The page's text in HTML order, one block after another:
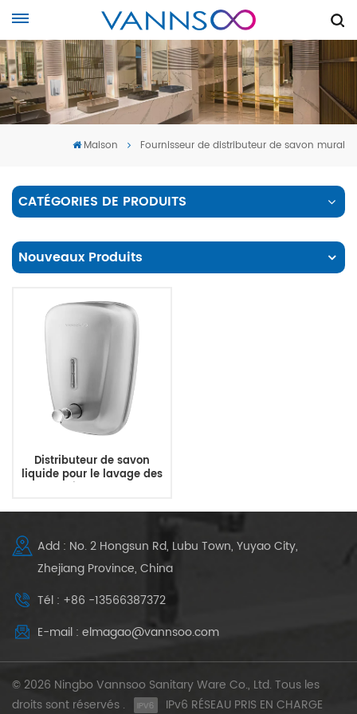
Maison Fournisseur de distributeur de savon mural
CATÉGORIES DE PRODUITS
Nouveaux Produits
Distributeur de savon
liquide pour le lavage des
mains de luxe
Add : No. 2 Hongsun Rd, Lubu Town, Yuyao City,
Zhejiang Province, China
Tél : +86 -13566387372
E-mail : elmagao@vannsoo.com
© 2026 Ningbo Vannsoo Sanitary Ware Co., Ltd. Tous les
droits sont réservés .
IPv6 RÉSEAU PRIS EN CHARGE